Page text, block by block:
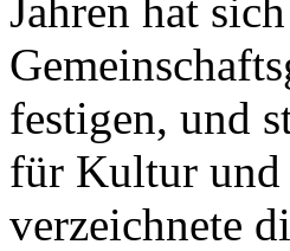
Jahren hat
festigen, und
für Kultur und
verzeichnete